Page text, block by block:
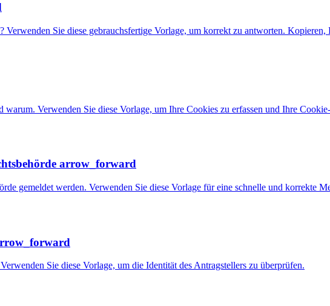
Sie diese gebrauchsfertige Vorlage, um korrekt zu antworten. Kopieren,
Verwenden Sie diese Vorlage, um Ihre Cookies zu erfassen und Ihre
arrow_forward
gemeldet werden. Verwenden Sie diese Vorlage für eine schnelle und korrekte
Sie diese Vorlage, um die Identität des Antragstellers zu überprüfen.